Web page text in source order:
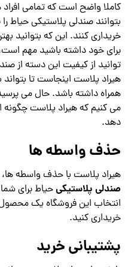
کاملا واضح است که تمامی افراد
بتوانند صندلی پلاستیکی حیاط
خریداری کنند. این که بتوانید
برای خود داشته باشید مهم
توانید از کیفیت این دسته از
هیراد پلاست اینجاست تا بتواند
همراه داشته باشد. حال می
می کنیم که هیراد پلاست چگونه
دهد.
حذف واسطه ها
هیراد پلاست با حذف واسطه ها،
صندلی پلاستیکیحیاط برای
انتخاب این فروشگاه یک محصول
خریداری کنید.
پشتیبانی خرید